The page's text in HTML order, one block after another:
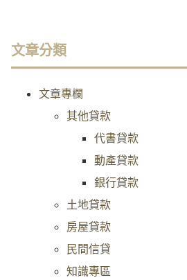
文章分類
文章專欄
其他貸款
代書貸款
動產貸款
銀行貸款
土地貸款
房屋貸款
民間信貸
知識專區